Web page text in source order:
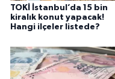
TOKİ İstanbul’da 15 bin
kiralık konut yapacak!
Hangi ilçeler listede?